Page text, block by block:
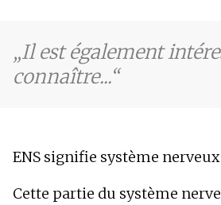
Il est également
connaître...
ENS signifie système
Cette partie du système